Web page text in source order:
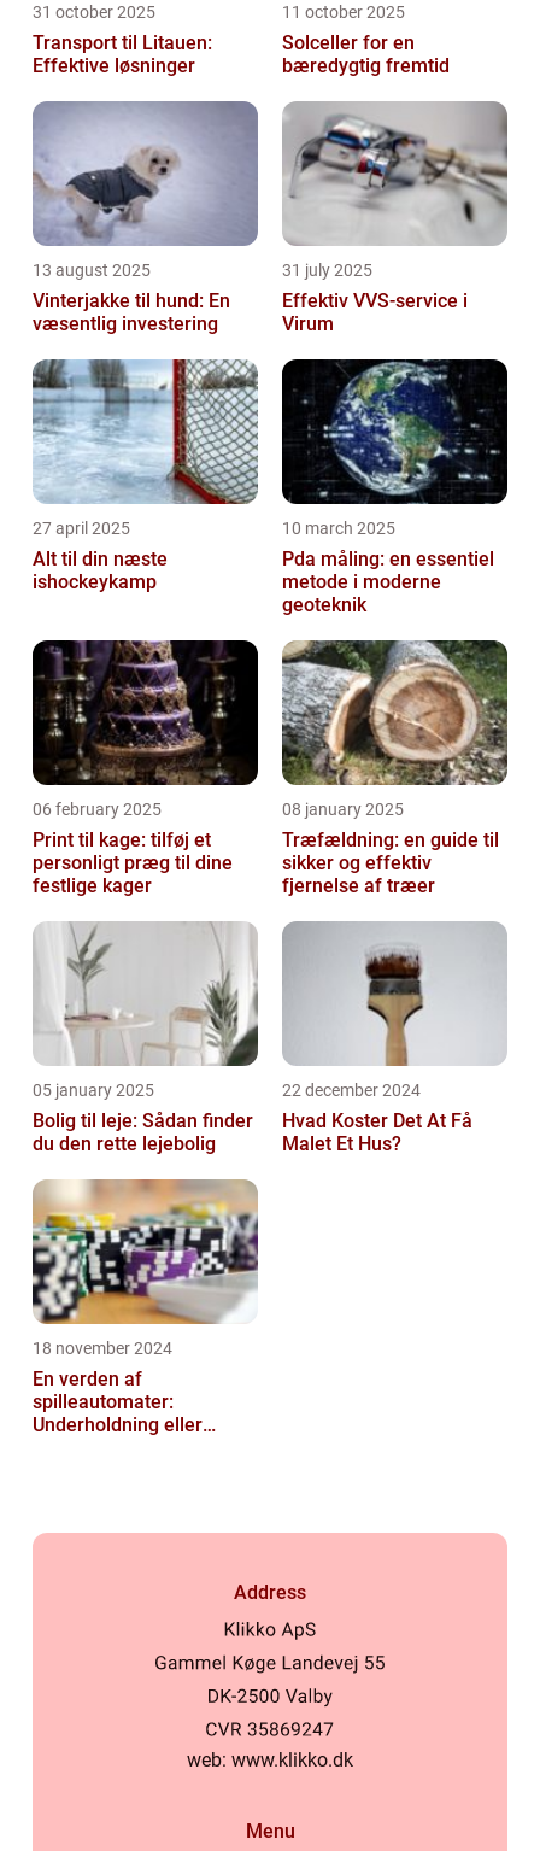
31 october 2025
Transport til Litauen:
Effektive løsninger
11 october 2025
Solceller for en
bæredygtig fremtid
13 august 2025
Vinterjakke til hund: En
væsentlig investering
31 july 2025
Effektiv VVS-service i
Virum
27 april 2025
Alt til din næste
ishockeykamp
10 march 2025
Pda måling: en essentiel
metode i moderne
geoteknik
06 february 2025
Print til kage: tilføj et
personligt præg til dine
festlige kager
08 january 2025
Træfældning: en guide til
sikker og effektiv
fjernelse af træer
05 january 2025
Bolig til leje: Sådan finder
du den rette lejebolig
22 december 2024
Hvad Koster Det At Få
Malet Et Hus?
18 november 2024
En verden af
spilleautomater:
Underholdning eller
Address
web: www.klikko.dk
Menu